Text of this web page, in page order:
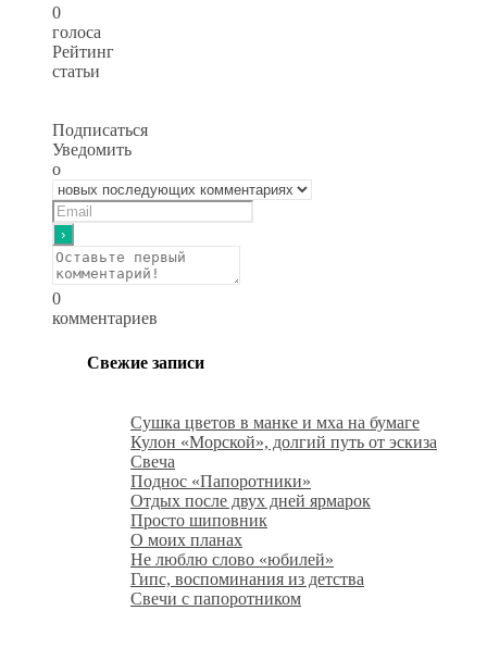
0
голоса
Рейтинг
статьи
Подписаться
Уведомить
о
0
комментариев
Свежие записи
Сушка цветов в манке и мха на бумаге
Кулон «Морской», долгий путь от эскиза
Свеча
Поднос «Папоротники»
Отдых после двух дней ярмарок
Просто шиповник
О моих планах
Не люблю слово «юбилей»
Гипс, воспоминания из детства
Свечи с папоротником